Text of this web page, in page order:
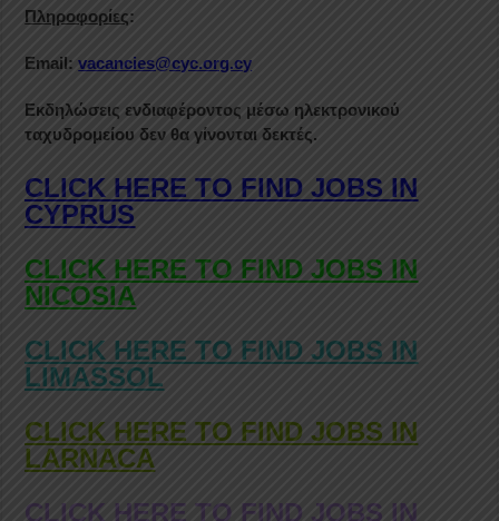
Πληροφορίες:
Email: vacancies@cyc.org.cy
Εκδηλώσεις ενδιαφέροντος μέσω ηλεκτρονικού
ταχυδρομείου δεν θα γίνονται δεκτές.
CLICK HERE TO FIND JOBS IN
CYPRUS
CLICK HERE TO FIND JOBS IN
NICOSIA
CLICK HERE TO FIND JOBS IN
LIMASSOL
CLICK HERE TO FIND JOBS IN
LARNACA
CLICK HERE TO FIND JOBS IN